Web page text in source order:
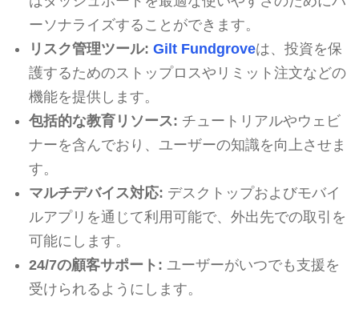
ーソナライズすることができます。
リスク管理ツール: Gilt Fundgroveは、投資を保
護するためのストップロスやリミット注文などの
機能を提供します。
包括的な教育リソース: チュートリアルやウェビ
ナーを含んでおり、ユーザーの知識を向上させま
す。
マルチデバイス対応: デスクトップおよびモバイ
ルアプリを通じて利用可能で、外出先での取引を
可能にします。
24/7の顧客サポート: ユーザーがいつでも支援を
受けられるようにします。